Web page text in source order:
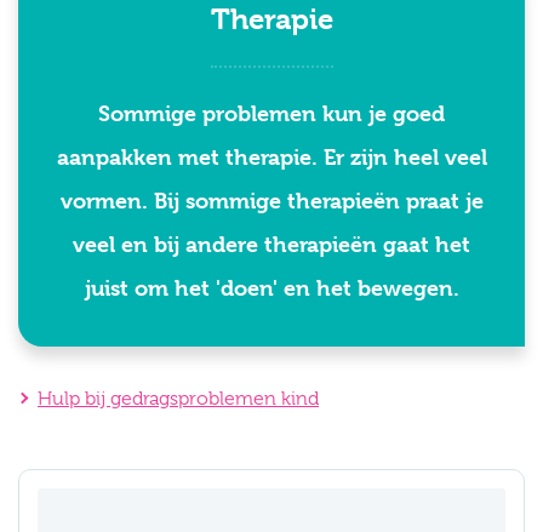
Therapie
Sommige problemen kun je goed
aanpakken met therapie. Er zijn heel veel
vormen. Bij sommige therapieën praat je
veel en bij andere therapieën gaat het
juist om het 'doen' en het bewegen.
Hulp bij gedragsproblemen kind